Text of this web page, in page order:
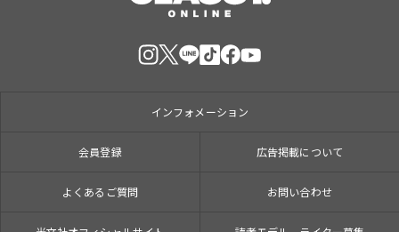
インフォメーション
会員登録 広告掲載について
よくあるご質問 お問い合わせ